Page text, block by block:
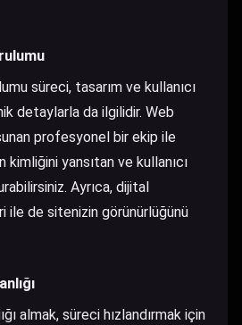
süreci, tasarım ve kullanıcı
detaylarla da ilgilidir. Web
profesyonel bir ekip ile
kimliğini yansıtan ve kullanıcı
Ayrıca, dijital
ile de sitenizin görünürlüğünü
almak, süreci hızlandırmak için